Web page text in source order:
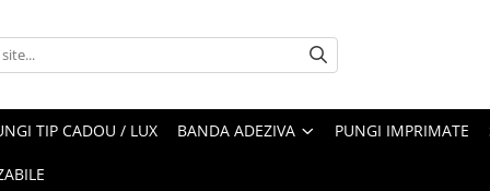
TIP CADOU / LUX BANDA ADEZIVA PUNGI IMPRIMATE